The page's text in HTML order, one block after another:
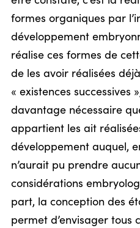
formes organiques par
développement
réalise ces formes de
de les avoir réalisées
« existences successives
davantage nécessaire
appartient les ait
développement auquel,
n’aurait pu prendre
considérations
part, la conception des
permet d’envisager tous